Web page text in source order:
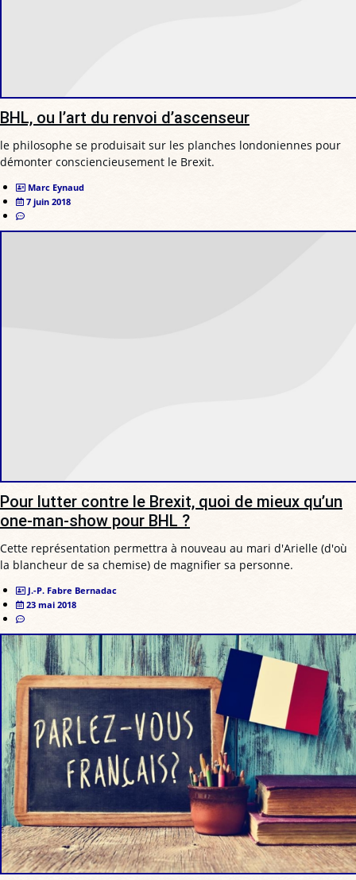
BHL, ou l’art du renvoi d’ascenseur
le philosophe se produisait sur les planches londoniennes pour
démonter consciencieusement le Brexit.
Marc Eynaud
7 juin 2018
Pour lutter contre le Brexit, quoi de mieux qu’un
one-man-show pour BHL ?
Cette représentation permettra à nouveau au mari d'Arielle (d'où
la blancheur de sa chemise) de magnifier sa personne.
J.-P. Fabre Bernadac
23 mai 2018